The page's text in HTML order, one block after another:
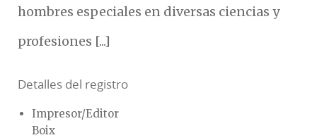
hombres especiales en diversas ciencias y
profesiones [...]
Detalles del registro
Impresor/Editor
Boix